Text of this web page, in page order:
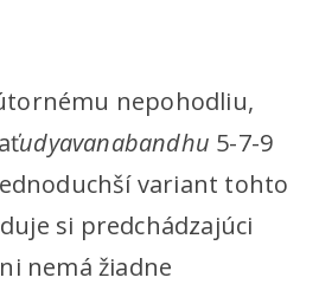
nepohodliu,
udyavanabandhu 5-7-9
variant tohto
si predchádzajúci
nemá žiadne